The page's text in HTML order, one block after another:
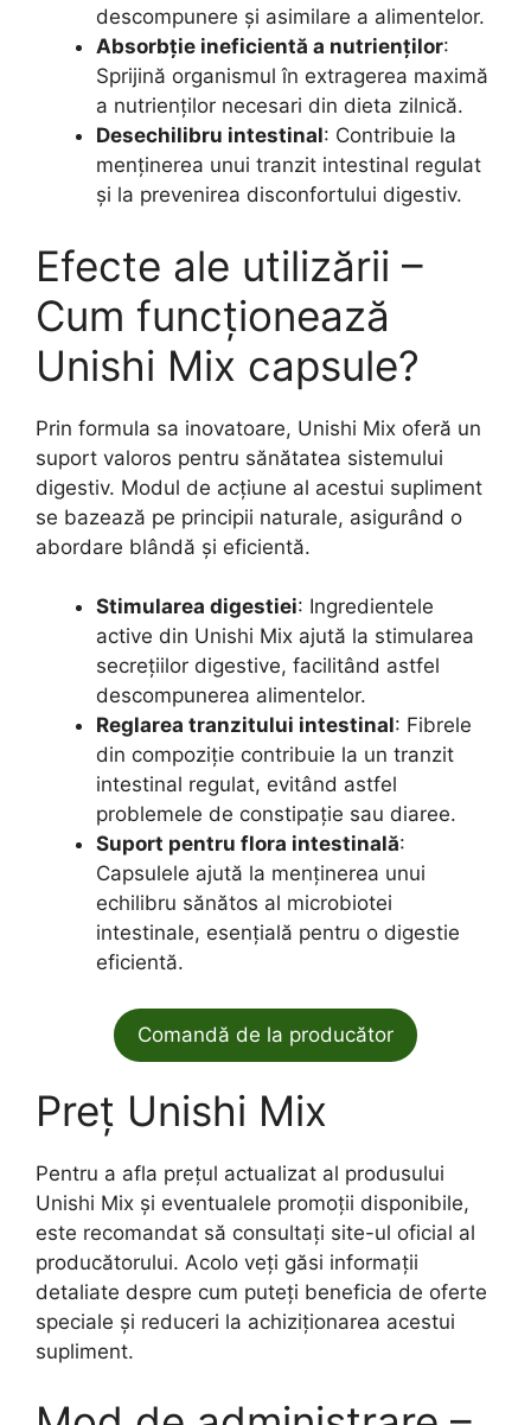
descompunere și asimilare a alimentelor.
Absorbție ineficientă a nutrienților:
Sprijină organismul în extragerea maximă
a nutrienților necesari din dieta zilnică.
Desechilibru intestinal: Contribuie la
menținerea unui tranzit intestinal regulat
și la prevenirea disconfortului digestiv.
Efecte ale utilizării –
Cum funcționează
Unishi Mix capsule?
Prin formula sa inovatoare, Unishi Mix oferă un
suport valoros pentru sănătatea sistemului
digestiv. Modul de acțiune al acestui supliment
se bazează pe principii naturale, asigurând o
abordare blândă și eficientă.
Stimularea digestiei: Ingredientele
active din Unishi Mix ajută la stimularea
secrețiilor digestive, facilitând astfel
descompunerea alimentelor.
Reglarea tranzitului intestinal: Fibrele
din compoziție contribuie la un tranzit
intestinal regulat, evitând astfel
problemele de constipație sau diaree.
Suport pentru flora intestinală:
Capsulele ajută la menținerea unui
echilibru sănătos al microbiotei
intestinale, esențială pentru o digestie
eficientă.
Comandă de la producător
Preț Unishi Mix
Pentru a afla prețul actualizat al produsului
Unishi Mix și eventualele promoții disponibile,
este recomandat să consultați site-ul oficial al
producătorului. Acolo veți găsi informații
detaliate despre cum puteți beneficia de oferte
speciale și reduceri la achiziționarea acestui
supliment.